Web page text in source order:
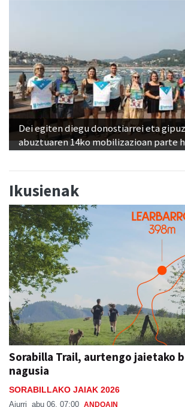
Dei egiten diegu donostiarrei eta
abuztuaren 14ko mobilizazioan parte
Ikusienak
Sorabilla Trail, aurtengo jaietako
nagusia
SORABILLAKO JAIAK 2026
Aiurri abu 06, 07:00 ANDOAIN